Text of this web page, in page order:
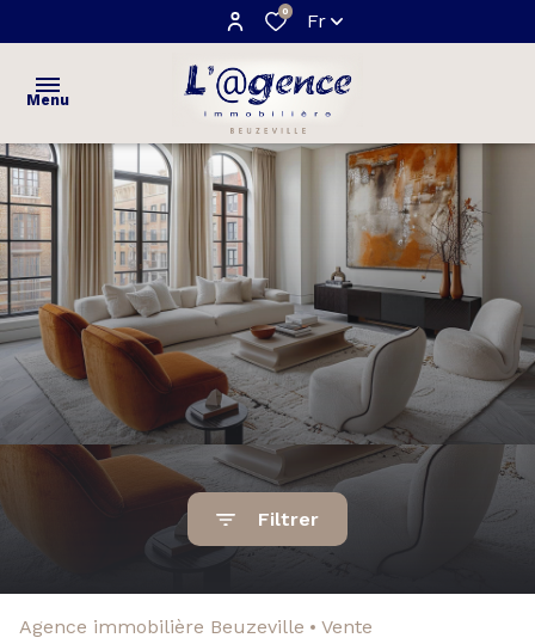
0 Fr
Menu
ACCUEIL
VENTES
maisons
appartements
terrains
ESTIMATION
NOTRE
AGENCE
AVIS
CLIENTS
Filtrer
Agence immobilière Beuzeville
Vente